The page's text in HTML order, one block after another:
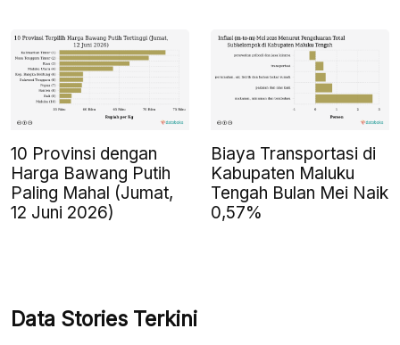
10 Provinsi dengan
Harga Bawang Putih
Paling Mahal (Jumat,
12 Juni 2026)
Biaya Transportasi di
Kabupaten Maluku
Tengah Bulan Mei Naik
0,57%
Data Stories Terkini